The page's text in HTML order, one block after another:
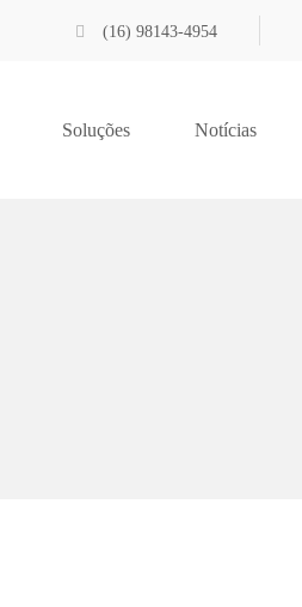
(16) 98143-4954
Soluções Notícias